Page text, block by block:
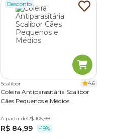
Desconto
Scalibor 4.6
Coleira Antiparasitária Scalibor
Cães Pequenos e Médios
A partir deR$ 105,99
R$ 84,99 -19%